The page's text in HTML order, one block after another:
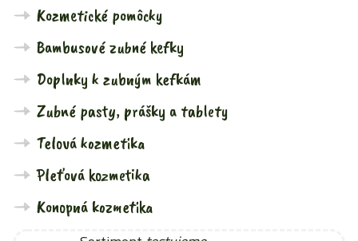
Kozmetické pomôcky
Bambusové zubné kefky
Doplnky k zubným kefkám
Zubné pasty, prášky a tablety
Telová kozmetika
Pleťová kozmetika
Konopná kozmetika